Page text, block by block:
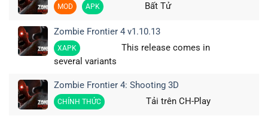
MOD APK Bất Tử
Zombie Frontier 4 v1.10.13
XAPK
This release comes in
several variants
Zombie Frontier 4: Shooting 3D
CHÍNH THỨC Tải trên CH-Play